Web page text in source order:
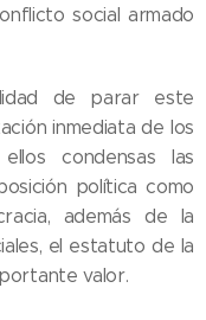
social armado
de parar este
inmediata de los
condensas las
política como
además de la
el estatuto de la
valor.